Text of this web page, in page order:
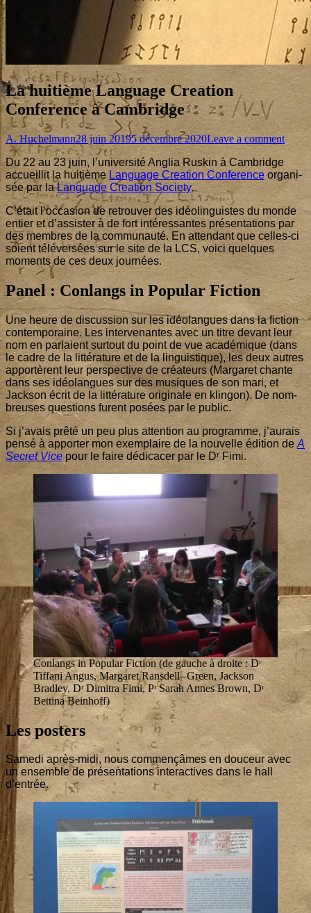
La huitième Language Creation
Conference à Cambridge
Author
A. HuchelmannPublished
on
28 juin 20195 décembre 2020Leave a commenton
La
à
Du 22 au 23 juin, l’u­ni­ver­si­té Anglia Rus­kin à Cam­bridge
accueillit la hui­tième Lan­guage Crea­tion Confe­rence orga­ni­
sée par laLan­guage Crea­tion Socie­ty.
C’é­tait l’oc­ca­sion de retrou­ver des idéo­lin­guistes du monde
entier et d’as­sis­ter à de fort inté­res­santes pré­sen­ta­tions par
des membres de la com­mu­nau­té. En atten­dant que celles-ci
soient télé­ver­sées sur le site de la LCS, voi­ci quelques
moments de ces deux journées.
Panel : Conlangs in Popular Fiction
Une heure de dis­cus­sion sur les idéo­langues dans la fic­tion
contem­po­raine. Les inter­ve­nantes avec un titre devant leur
nom en par­laient sur­tout du point de vue aca­dé­mique (dans
le cadre de la lit­té­ra­ture et de la lin­guis­tique), les deux autres
appor­tèrent leur pers­pec­tive de créa­teurs (Mar­ga­ret chante
dans ses idéo­langues sur des musiques de son mari, et
Jack­son écrit de la lit­té­ra­ture ori­gi­nale en klin­gon). De nom­
breuses ques­tions furent posées par le public.
Si j’a­vais prê­té un peu plus atten­tion au pro­gramme, j’au­rais
pen­sé à appor­ter mon exem­plaire de la nou­velle édi­tion deA
Secret Vice pour le faire dédi­ca­cer par le Dʳ Fimi.
Conlangs in Popu­lar Fic­tion (de gauche à droite : Dʳ
Tif­fa­ni Angus, Mar­ga­ret Rans­dell – Green, Jack­son
Brad­ley, Dʳ Dimi­tra Fimi, Pʳ Sarah Annes Brown, Dʳ
Bet­ti­na Beinhoff)
Les posters
Same­di après-midi, nous com­men­çâmes en dou­ceur avec
un ensemble de pré­sen­ta­tions inter­ac­tives dans le hall
d’entrée.